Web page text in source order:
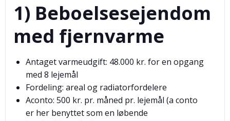
1) Beboelsesejendom
med fjernvarme
Antaget varmeudgift: 48.000 kr. for en opgang
med 8 lejemål
Fordeling: areal og radiatorfordelere
Aconto: 500 kr. pr. måned pr. lejemål (a conto
er her benyttet som en løbende